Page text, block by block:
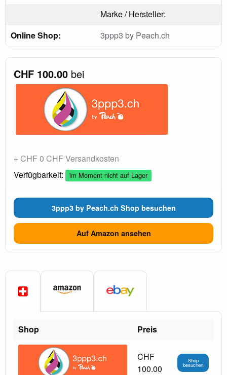
Marke / Hersteller:
Online Shop:
3ppp3 by Peach.ch
CHF 100.00 bei
+ CHF 0 CHF Versandkosten
Verfügbarkeit:
im Moment nicht auf Lager
3ppp3 by Peach.ch Shop besuchen
Auf Amazon ansehen
Shop Preis
CHF
100.00
Shop
besuchen